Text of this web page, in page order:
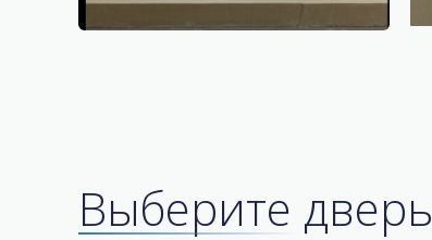
Выберите дверь